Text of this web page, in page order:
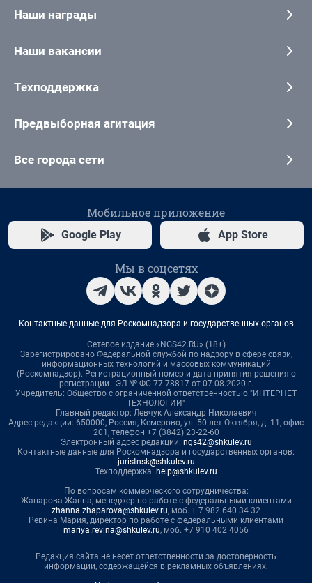
Наши награды
Наши вакансии
Техподдержка
Предвыборная агитация
Все города сети
Мобильное приложение
Google Play App Store
Мы в соцсетях
Контактные данные для Роскомнадзора и государственных органов
Сетевое издание «NGS42.RU» (18+)
Зарегистрировано Федеральной службой по надзору в сфере связи,
информационных технологий и массовых коммуникаций
(Роскомнадзор). Регистрационный номер и дата принятия решения о
регистрации - ЭЛ № ФС 77-78817 от 07.08.2020 г.
Учредитель: Общество с ограниченной ответственностью "ИНТЕРНЕТ
ТЕХНОЛОГИИ"
Главный редактор: Левчук Александр Николаевич
Адрес редакции: 650000, Россия, Кемерово, ул. 50 лет Октября, д. 11, офис
201, телефон +7 (3842) 23-22-60
Электронный адрес редакции: ngs42@shkulev.ru
Контактные данные для Роскомнадзора и государственных органов:
juristnsk@shkulev.ru
Техподдержка: help@shkulev.ru
По вопросам коммерческого сотрудничества:
Жапарова Жанна, менеджер по работе с федеральными клиентами
zhanna.zhaparova@shkulev.ru, моб. + 7 982 640 34 32
Ревина Мария, директор по работе с федеральными клиентами
mariya.revina@shkulev.ru, моб. +7 910 402 4056
Редакция сайта не несет ответственности за достоверность
информации, содержащейся в рекламных объявлениях.